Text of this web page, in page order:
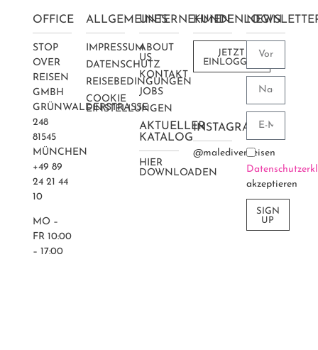
OFFICE
STOP
OVER
REISEN
GMBH
GRÜNWALDERSTRASSE 2
48
81545
MÜNCHEN
+49 89
24 21 44
10
MO –
FR 10:00
– 17:00
ALLGEMEINES
IMPRESSUM
DATENSCHUTZ
REISEBEDINGUNGEN
COOKIE
EINSTELLUNGEN
UNTERNEHMEN
ABOUT
US
KONTAKT
JOBS
AKTUELLER
KATALOG
HIER
DOWNLOADEN
KUNDENLOGIN
JETZT
EINLOGGEN
INSTAGRAM
@maledivenreisen
akzeptieren
SIGN
UP